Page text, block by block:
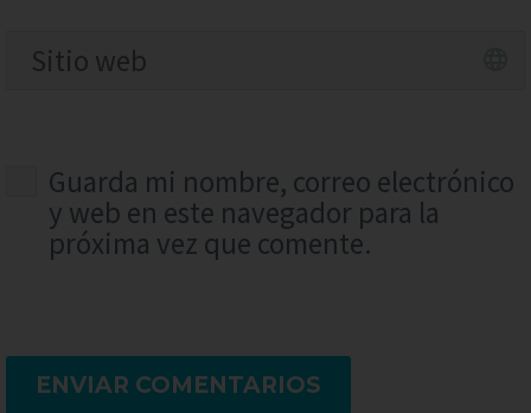
Guarda mi nombre, correo electrónico
y web en este navegador para la
próxima vez que comente.
ENVIAR COMENTARIOS